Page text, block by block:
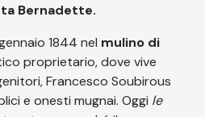
Bernadette.
1844 nel mulino di
proprietario, dove vive
Francesco Soubirous
e onesti mugnai. Oggi le